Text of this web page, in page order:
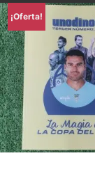
¡Oferta!